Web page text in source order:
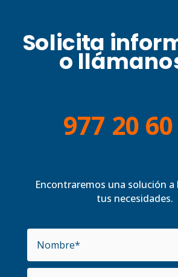
Solicita
o
977 20
Encontraremos una solución a
tus necesidades.